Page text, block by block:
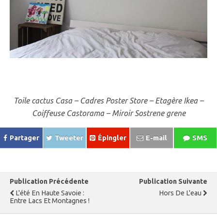
Toile cactus Casa – Cadres Poster Store – Etagère Ikea –
Coiffeuse Castorama – Miroir Sostrene grene
Partager Tweeter Épingler E-mail SMS
Publication Précédente
L'été En Haute Savoie :
Entre Lacs Et Montagnes !
Publication Suivante
Hors De L'eau